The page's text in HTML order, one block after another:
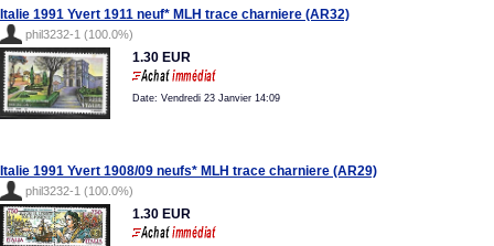
Italie 1991 Yvert 1911 neuf* MLH trace charniere (AR32)
phil3232-1 (100.0%)
1.30 EUR
Date: Vendredi 23 Janvier 14:09
Italie 1991 Yvert 1908/09 neufs* MLH trace charniere (AR29)
phil3232-1 (100.0%)
1.30 EUR